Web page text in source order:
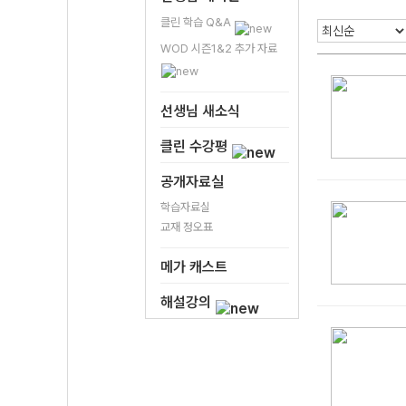
클린 학습 Q&A
WOD 시즌1&2 추가 자료
선생님 새소식
클린 수강평
공개자료실
학습자료실
교재 정오표
메가 캐스트
해설강의